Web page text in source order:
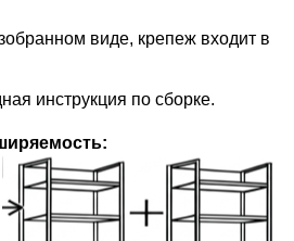
виде, крепеж входит в
инструкция по сборке.